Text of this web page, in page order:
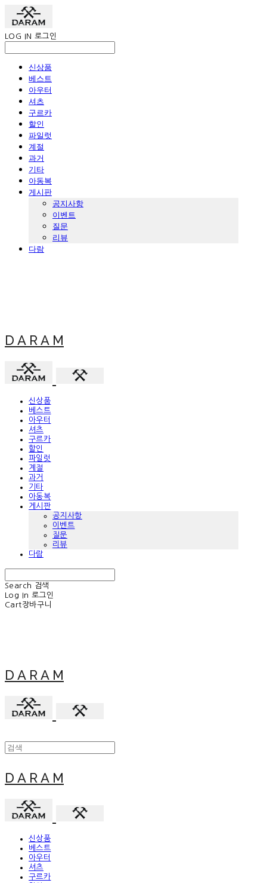
LOG IN 로그인
신상품
베스트
아우터
셔츠
구르카
할인
파일럿
계절
과거
기타
아동복
게시판
공지사항
이벤트
질문
리뷰
다람
D A R A M
신상품
베스트
아우터
셔츠
구르카
할인
파일럿
계절
과거
기타
아동복
게시판
공지사항
이벤트
질문
리뷰
다람
Search
검색
Log In 로그인
Cart장바구니
D A R A M
D A R A M
신상품
베스트
아우터
셔츠
구르카